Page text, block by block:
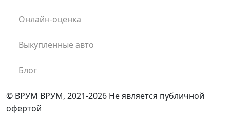
Онлайн-оценка
Выкупленные авто
Блог
© ВРУМ ВРУМ, 2021-2026 Не является публичной
офертой